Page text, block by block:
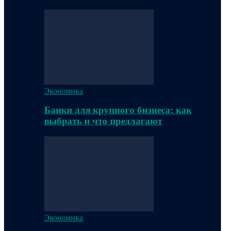
Экономика
Банки для крупного бизнеса: как
выбрать и что предлагают
Экономика